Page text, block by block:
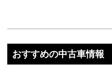
おすすめの中古車情報